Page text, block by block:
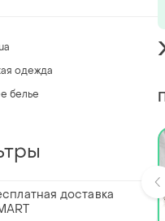
одежда
белье
доставка